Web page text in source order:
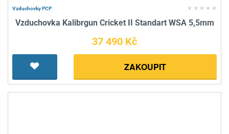
Vzduchovky PCP
Vzduchovka Kalibrgun Cricket II Standart WSA 5,5mm
37 490 Kč
ZAKOUPIT